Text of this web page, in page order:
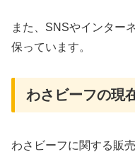
また、SNSやインター
保っています。
わさビーフの現
わさビーフに関する販